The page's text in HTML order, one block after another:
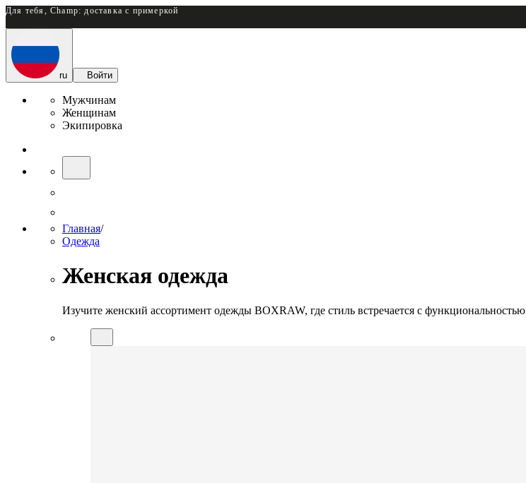
Для тебя, Champ: доставка с примеркой
ru Войти
Мужчинам
Женщинам
Экипировка
Главная/
Одежда
Женская одежда
Изучите женский ассортимент одежды BOXRAW, где стиль встречается с